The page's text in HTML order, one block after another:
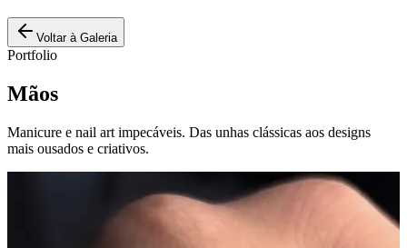
Voltar à Galeria
Portfolio
Mãos
Manicure e nail art impecáveis. Das unhas clássicas aos designs
mais ousados e criativos.